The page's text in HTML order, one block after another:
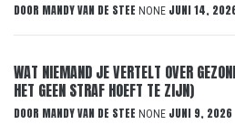
DOOR MANDY VAN DE STEE NONE JUNI 14,
WAT NIEMAND JE VERTELT OVER
HET GEEN STRAF HOEFT TE ZIJN)
DOOR MANDY VAN DE STEE NONE JUNI 9, 2026